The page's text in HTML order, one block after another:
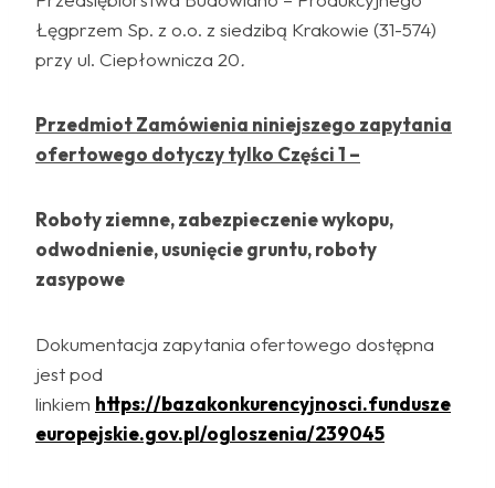
Łęgprzem Sp. z o.o. z siedzibą Krakowie (31-574)
przy ul. Ciepłownicza 20.
Przedmiot Zamówienia niniejszego zapytania
ofertowego dotyczy tylko Części 1 –
Roboty ziemne, zabezpieczenie wykopu,
odwodnienie, usunięcie gruntu, roboty
zasypowe
Dokumentacja zapytania ofertowego dostępna
jest pod
linkiem https://bazakonkurencyjnosci.fundusze
europejskie.gov.pl/ogloszenia/239045